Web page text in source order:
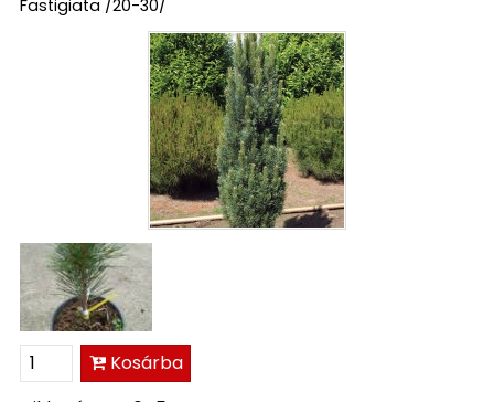
Fastigiata /20-30/
Kosárba